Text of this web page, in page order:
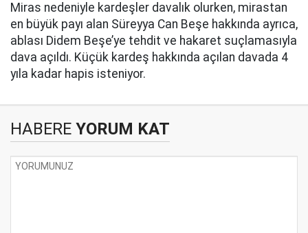
Miras nedeniyle kardeşler davalık olurken, mirastan
en büyük payı alan Süreyya Can Beşe hakkında ayrıca,
ablası Didem Beşe’ye tehdit ve hakaret suçlamasıyla
dava açıldı. Küçük kardeş hakkında açılan davada 4
yıla kadar hapis isteniyor.
HABERE YORUM KAT